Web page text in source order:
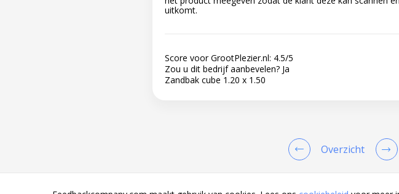
uitkomt.
Score voor GrootPlezier.nl: 4.5/5
Zou u dit bedrijf aanbevelen? Ja
Zandbak cube 1.20 x 1.50
Overzicht